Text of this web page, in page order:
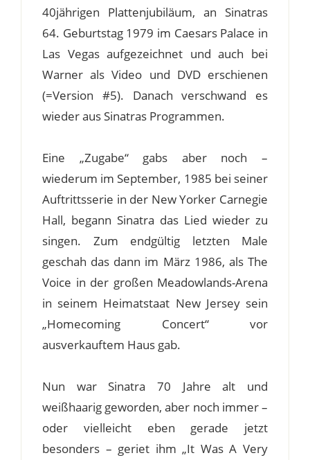
40jährigen Plattenjubiläum, an Sinatras
64. Geburtstag 1979 im Caesars Palace in
Las Vegas aufgezeichnet und auch bei
Warner als Video und DVD erschienen
(=Version #5). Danach verschwand es
wieder aus Sinatras Programmen.
Eine „Zugabe“ gabs aber noch –
wiederum im September, 1985 bei seiner
Auftrittsserie in der New Yorker Carnegie
Hall, begann Sinatra das Lied wieder zu
singen. Zum endgültig letzten Male
geschah das dann im März 1986, als The
Voice in der großen Meadowlands-Arena
in seinem Heimatstaat New Jersey sein
„Homecoming Concert“ vor
ausverkauftem Haus gab.
Nun war Sinatra 70 Jahre alt und
weißhaarig geworden, aber noch immer –
oder vielleicht eben gerade jetzt
besonders – geriet ihm „It Was A Very